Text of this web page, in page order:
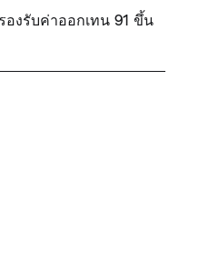
องรับค่าออกเทน 91 ขึ้น